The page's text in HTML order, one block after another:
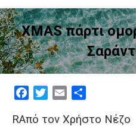
XMAS πάρτι
FacebookTwitterEmail
RΑπό τον Χρήστο Νέζο